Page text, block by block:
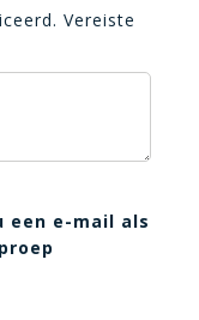
Vereiste
e-mail als